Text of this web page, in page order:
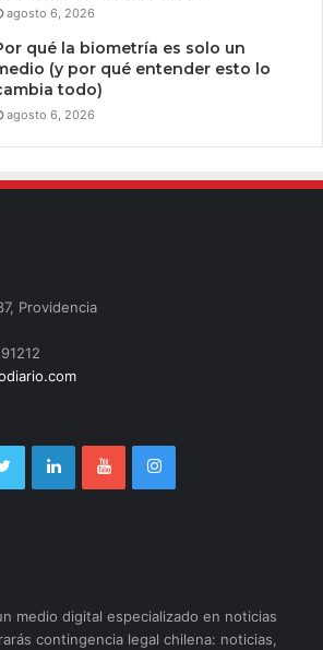
agosto 6, 2026
qué la biometría es solo un
(y por qué entender esto lo
todo)
agosto 6, 2026
Providencia
medio digital especializado en noticias
contingencia legal chilena: noticias,